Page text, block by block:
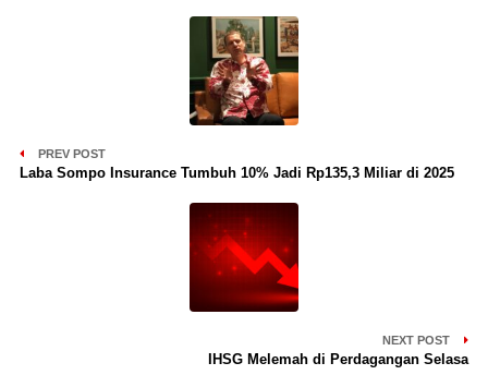
PREV POST
Laba Sompo Insurance Tumbuh 10% Jadi Rp135,3 Miliar di 2025
NEXT POST
IHSG Melemah di Perdagangan Selasa